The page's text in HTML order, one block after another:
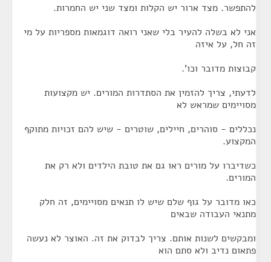
להתפשר. מצד ארור יש הקלות ומצד שני יש החמרות.
אני לא בשלה להעיר בלי שאני רואה דוגמאות מספריות על מי
זה חל, על איזה
קבוצות מדובר וכו'.
לדעתי, צריך להזמין את הסתדרות המורים. יש מקצועות
מסויימים שמראש לא
נכללים - סוהרים, חיילים, שוטרים - שיש להם זכויות מתוקף
המקצוע.
כשדיברו על מורים ראו גם את טובת הילדים ולא רק את
המורים.
כאו מדובר על גוף שלם שיש לו תנאים מסויימים, זה חלק
מתנאי העבודה שבאים
ומבקשים לשנות אותם. צריך לבדוק את זה. האוצר לא נעשה
פתאום נדיב ולא סתם הוא